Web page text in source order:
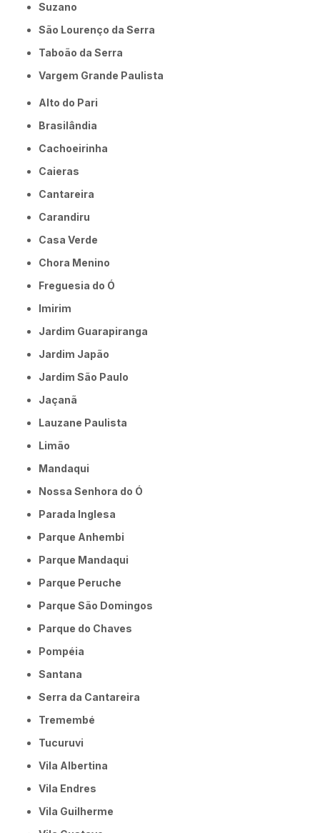
Suzano
São Lourenço da Serra
Taboão da Serra
Vargem Grande Paulista
Alto do Pari
Brasilândia
Cachoeirinha
Caieras
Cantareira
Carandiru
Casa Verde
Chora Menino
Freguesia do Ó
Imirim
Jardim Guarapiranga
Jardim Japão
Jardim São Paulo
Jaçanã
Lauzane Paulista
Limão
Mandaqui
Nossa Senhora do Ó
Parada Inglesa
Parque Anhembi
Parque Mandaqui
Parque Peruche
Parque São Domingos
Parque do Chaves
Pompéia
Santana
Serra da Cantareira
Tremembé
Tucuruvi
Vila Albertina
Vila Endres
Vila Guilherme